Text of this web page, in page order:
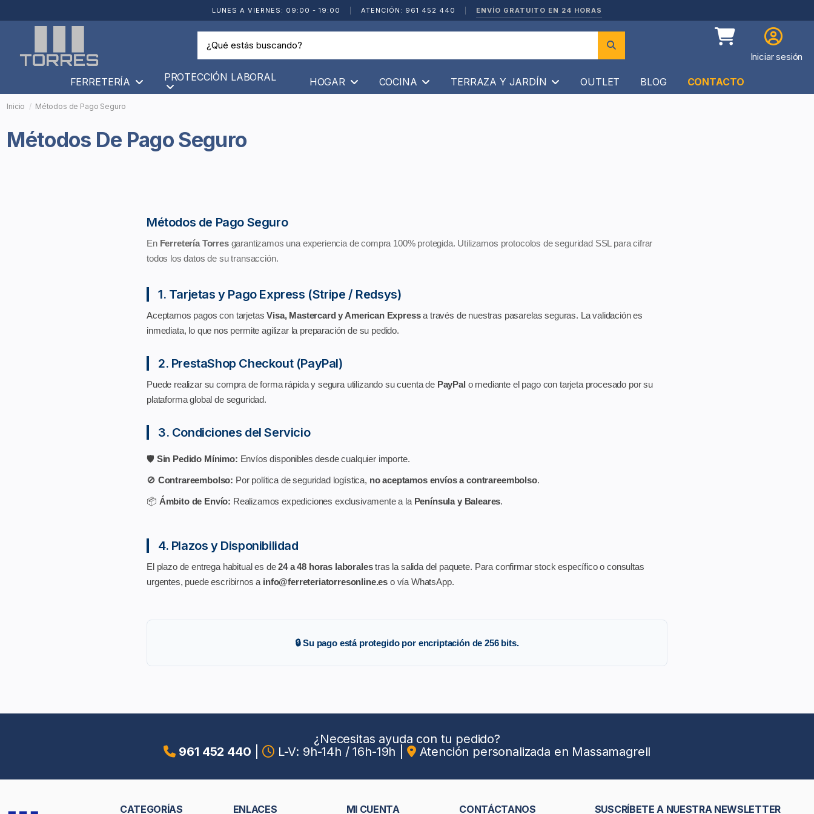
LUNES A VIERNES: 09:00 - 19:00 ATENCIÓN: 961 452 440 ENVÍO GRATUITO EN 24 HORAS
Iniciar sesión
FERRETERÍA PROTECCIÓN LABORAL HOGAR COCINA TERRAZA Y JARDÍN OUTLET BLOG CONTACTO
Inicio Métodos de Pago Seguro
Métodos De Pago Seguro
Métodos de Pago Seguro
En Ferretería Torresgarantizamos una experiencia de compra 100% protegida. Utilizamos protocolos de seguridad SSL para cifrar
todos los datos de su transacción.
1. Tarjetas y Pago Express (Stripe / Redsys)
Aceptamos pagos con tarjetasVisa, Mastercard y American Expressa través de nuestras pasarelas seguras. La validación es
inmediata, lo que nos permite agilizar la preparación de su pedido.
2. PrestaShop Checkout (PayPal)
Puede realizar su compra de forma rápida y segura utilizando su cuenta de PayPal o mediante el pago con tarjeta procesado por su
plataforma global de seguridad.
3. Condiciones del Servicio
🛡️ Sin Pedido Mínimo: Envíos disponibles desde cualquier importe.
🚫 Contrareembolso: Por política de seguridad logística, no aceptamos envíos a contrareembolso.
📦 Ámbito de Envío: Realizamos expediciones exclusivamente a la Península y Baleares.
4. Plazos y Disponibilidad
El plazo de entrega habitual es de24 a 48 horas laboralestras la salida del paquete. Para confirmar stock específico o consultas
urgentes, puede escribirnos a info@ferreteriatorresonline.es o vía WhatsApp.
🔒 Su pago está protegido por encriptación de 256 bits.
¿Necesitas ayuda con tu pedido?
961 452 440
L-V: 9h-14h / 16h-19h Atención personalizada en Massamagrell
CATEGORÍAS ENLACES MI CUENTA CONTÁCTANOS SUSCRÍBETE A NUESTRA NEWSLETTER